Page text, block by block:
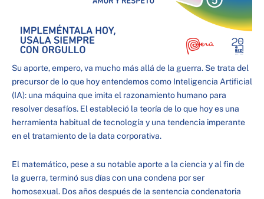
Su aporte, empero, va mucho más allá de la guerra. Se trata del
precursor de lo que hoy entendemos como Inteligencia Artificial
(IA): una máquina que imita el razonamiento humano para
resolver desafíos. El estableció la teoría de lo que hoy es una
herramienta habitual de tecnología y una tendencia imperante
en el tratamiento de la data corporativa.
El matemático, pese a su notable aporte a la ciencia y al fin de
la guerra, terminó sus días con una condena por ser
homosexual. Dos años después de la sentencia condenatoria